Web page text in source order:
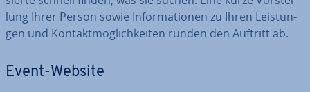
lung Ihrer Person sowie In­for­ma­tio­nen zu Ihren Leis­tun­
gen und Kon­takt­mög­lich­kei­ten runden den Auftritt ab.
Event-Website